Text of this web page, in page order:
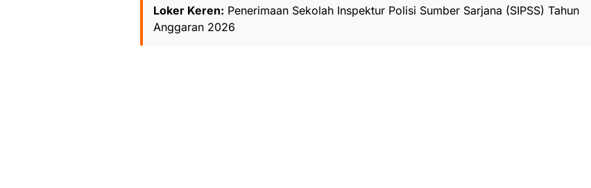
Loker Keren: Penerimaan Sekolah Inspektur Polisi Sumber Sarjana (SIPSS) Tahun
Anggaran 2026